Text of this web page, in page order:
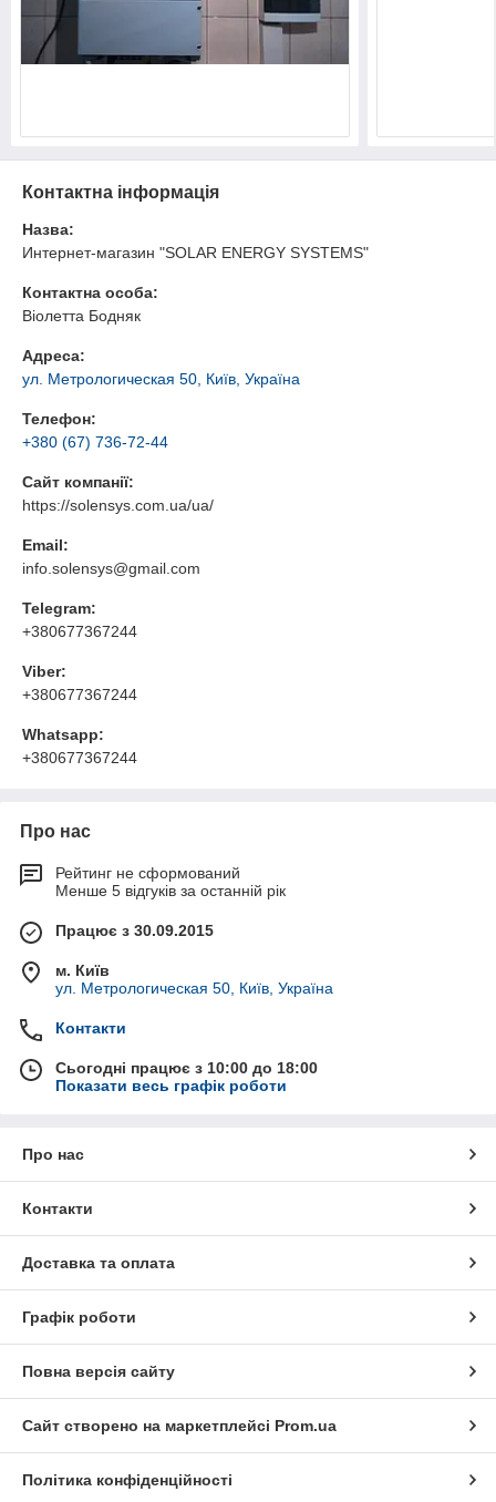
Контактна інформація
Назва:
Интернет-магазин "SOLAR ENERGY SYSTEMS"
Контактна особа:
Віолетта Бодняк
Адреса:
ул. Метрологическая 50, Київ, Україна
Телефон:
+380 (67) 736-72-44
Сайт компанії:
https://solensys.com.ua/ua/
Email:
info.solensys@gmail.com
Telegram:
+380677367244
Viber:
+380677367244
Whatsapp:
+380677367244
Про нас
Рейтинг не сформований
Менше 5 відгуків за останній рік
Працює з 30.09.2015
м. Київ
ул. Метрологическая 50, Київ, Україна
Контакти
Сьогодні працює з 10:00 до 18:00
Показати весь графік роботи
Про нас
Контакти
Доставка та оплата
Графік роботи
Повна версія сайту
Сайт створено на маркетплейсі Prom.ua
Політика конфіденційності